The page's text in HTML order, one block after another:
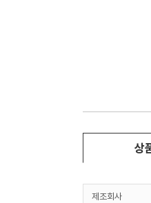
상
제조회사